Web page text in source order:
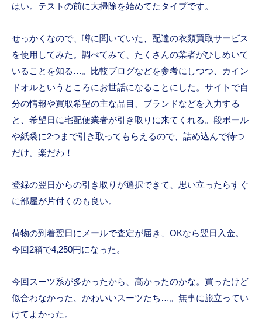
はい。テストの前に大掃除を始めてたタイプです。
せっかくなので、噂に聞いていた、配達の衣類買取サービス
を使用してみた。調べてみて、たくさんの業者がひしめいて
いることを知る…。比較ブログなどを参考にしつつ、カイン
ドオルというところにお世話になることにした。サイトで自
分の情報や買取希望の主な品目、ブランドなどを入力する
と、希望日に宅配便業者が引き取りに来てくれる。段ボール
や紙袋に2つまで引き取ってもらえるので、詰め込んで待つ
だけ。楽だわ！
登録の翌日からの引き取りが選択できて、思い立ったらすぐ
に部屋が片付くのも良い。
荷物の到着翌日にメールで査定が届き、OKなら翌日入金。
今回2箱で4,250円になった。
今回スーツ系が多かったから、高かったのかな。買ったけど
似合わなかった、かわいいスーツたち…。無事に旅立ってい
けてよかった。